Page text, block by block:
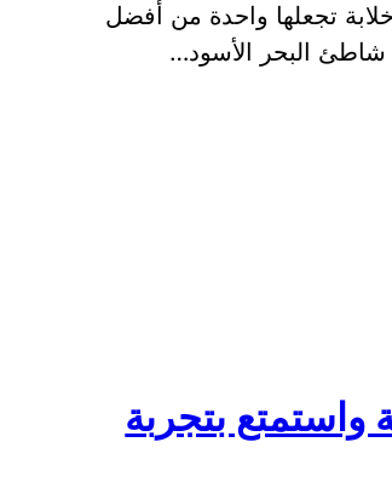
تجعلها واحدة من أفضل
شاطئ البحر الأسود…
بتجربة